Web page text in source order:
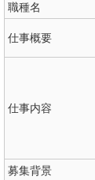
職種名
仕事概要
仕事内容
募集背景